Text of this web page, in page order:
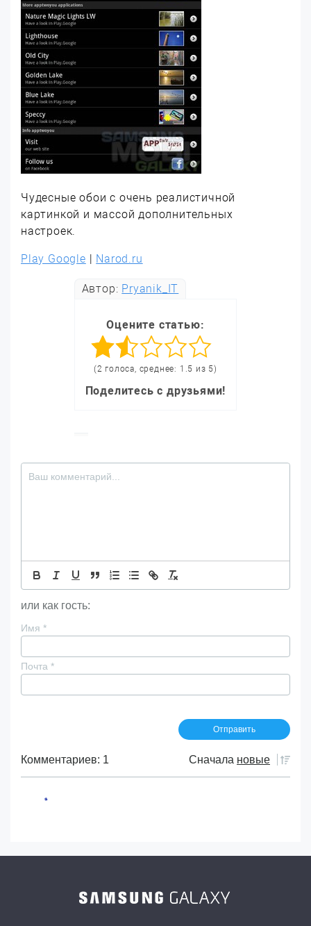
Чудесные обои с очень реалистичной
картинкой и массой дополнительных
настроек.
Play Google | Narod.ru
Автор: Pryanik_IT
Оцените статью:
(2 голоса, среднее: 1.5 из 5)
Поделитесь с друзьями!
или как гость:
Имя *
Почта *
Комментариев: 1 Сначала новые